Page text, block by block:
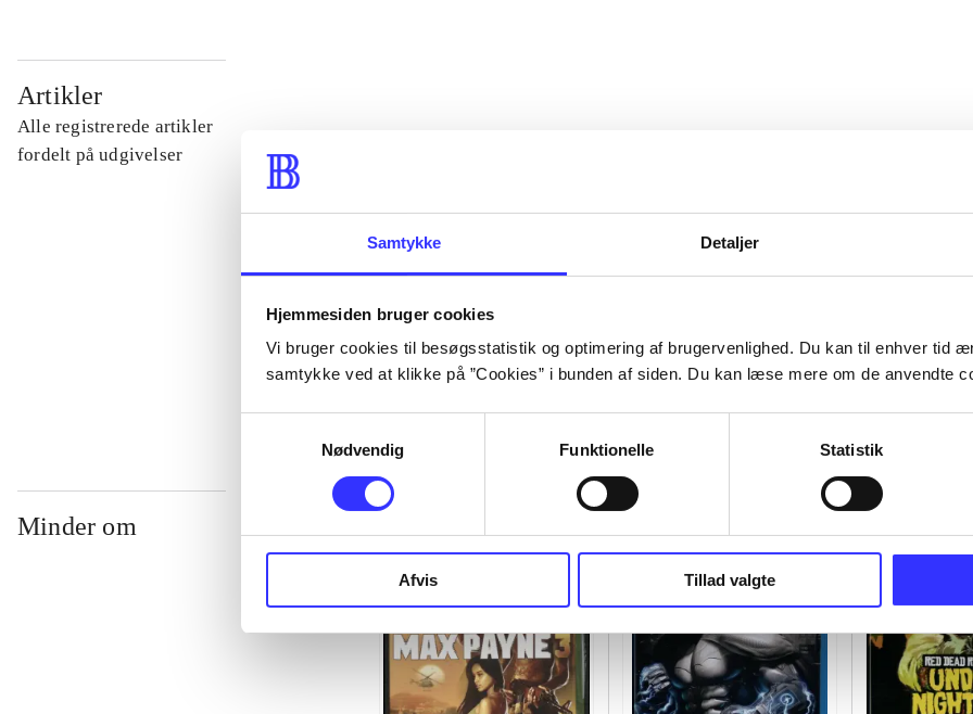
Samtykke Detaljer
Hjemmesiden bruger cookies
Vi bruger cookies til besøgsstatistik og optimering af brugervenlighed. Du kan til enhver tid
samtykke ved at klikke på ”Cookies” i bunden af siden. Du kan læse mere om de anvendte
Nødvendig
Funktionelle Statistik
Afvis Tillad valgte
Artikler
Alle registrerede artikler
fordelt på udgivelser
Minder om